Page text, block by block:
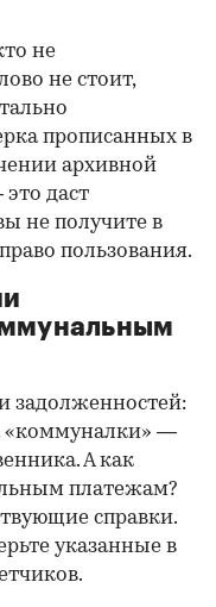
не
не стоит,
прописанных в
архивной
даст
не получите в
пользования.
задолженностей:
«коммуналки» —
А как
платежам?
справки.
указанные в